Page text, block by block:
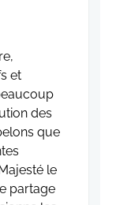
et
des
que
le
partage